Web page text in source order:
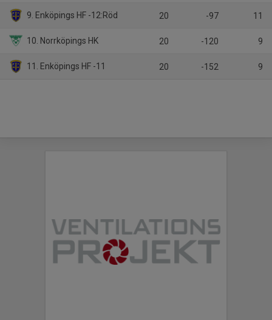
9. Enköpings HF -12:Röd 20 -97 11
10. Norrköpings HK 20 -120 9
11. Enköpings HF -11 20 -152 9